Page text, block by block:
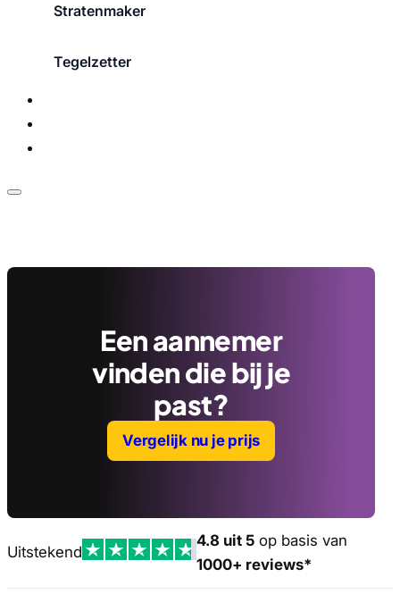
Stratenmaker
Tegelzetter
Een aannemer
vinden die bij je
past?
Vergelijk nu je prijs
Uitstekend
4.8 uit 5 op basis van
1000+ reviews*